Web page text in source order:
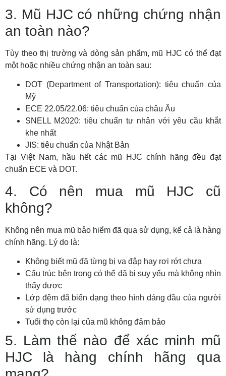
3. Mũ HJC có những chứng nhận
an toàn nào?
Tùy theo thị trường và dòng sản phẩm, mũ HJC có thể đạt
một hoặc nhiều chứng nhận an toàn sau:
DOT (Department of Transportation): tiêu chuẩn của
Mỹ
ECE 22.05/22.06: tiêu chuẩn của châu Âu
SNELL M2020: tiêu chuẩn tư nhân với yêu cầu khắt
khe nhất
JIS: tiêu chuẩn của Nhật Bản
Tại Việt Nam, hầu hết các mũ HJC chính hãng đều đạt
chuẩn ECE và DOT.
4. Có nên mua mũ HJC cũ
không?
Không nên mua mũ bảo hiểm đã qua sử dụng, kể cả là hàng
chính hãng. Lý do là:
Không biết mũ đã từng bị va đập hay rơi rớt chưa
Cấu trúc bên trong có thể đã bị suy yếu mà không nhìn
thấy được
Lớp đệm đã biến dạng theo hình dáng đầu của người
sử dụng trước
Tuổi thọ còn lại của mũ không đảm bảo
5. Làm thế nào để xác minh mũ
HJC là hàng chính hãng qua